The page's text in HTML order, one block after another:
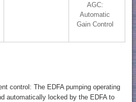
AGC:
Automatic
Gain Control
control: The EDFA pumping operating
automatically locked by the EDFA to